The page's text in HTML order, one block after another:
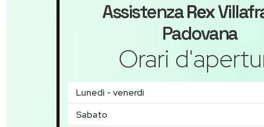
AssistenzaRex
Padovana
Orari
Lunedì - venerdì
Sabato